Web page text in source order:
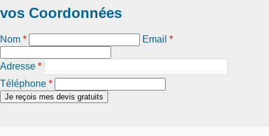
vos Coordonnées
Nom * Email *
Adresse *
Téléphone *